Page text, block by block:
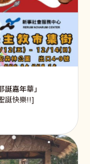
嘉年華」
，聖誕快樂!!]